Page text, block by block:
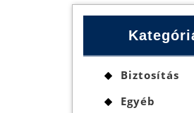
Biztosítás
Egyéb